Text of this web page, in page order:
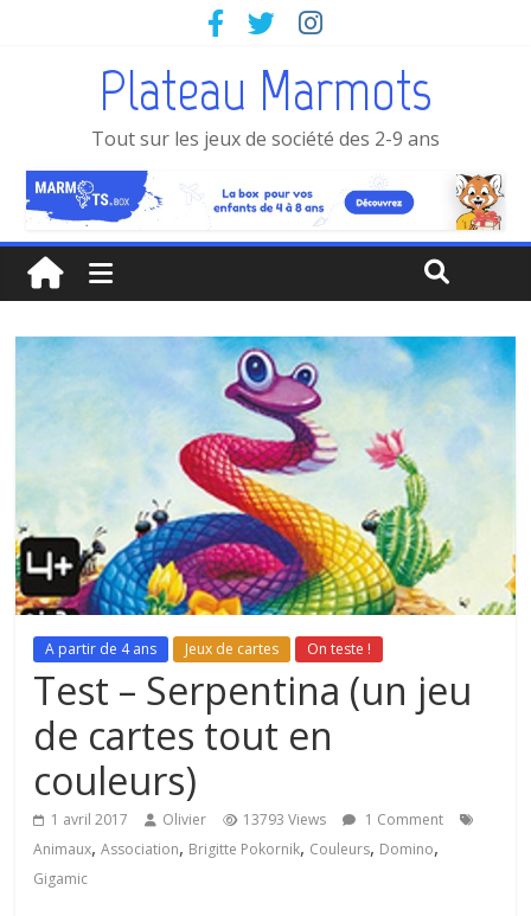
Plateau Marmots
Tout sur les jeux de société des 2-9 ans
A partir de 4 ans Jeux de cartes On teste !
Test – Serpentina (un jeu
de cartes tout en
couleurs)
1 avril 2017 Olivier 13793 Views
1 Comment
Animaux,Association, Brigitte Pokornik, Couleurs, Domino,
Gigamic